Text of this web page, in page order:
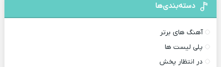
دسته‌بندی‌ها
آهنگ های برتر
پلی لیست ها
در انتظار پخش